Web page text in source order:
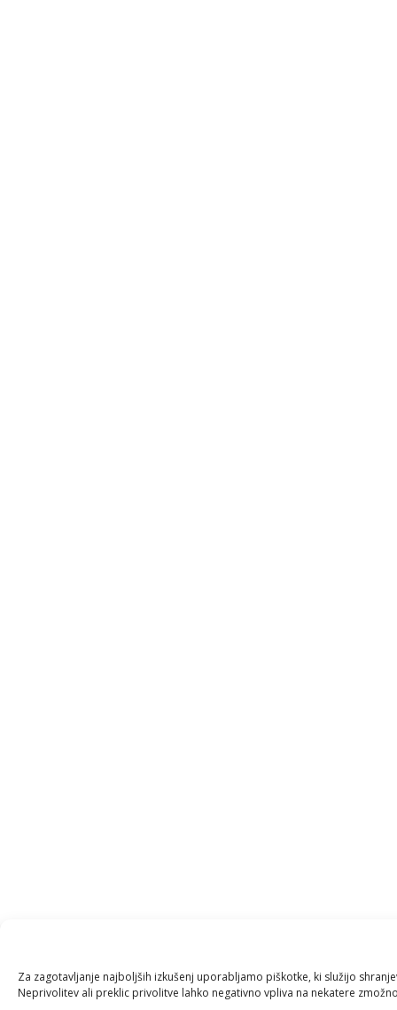
Za zagotavljanje najboljših izkušenj uporabljamo piškotke, ki služijo
Neprivolitev ali preklic privolitve lahko negativno vpliva na nekatere